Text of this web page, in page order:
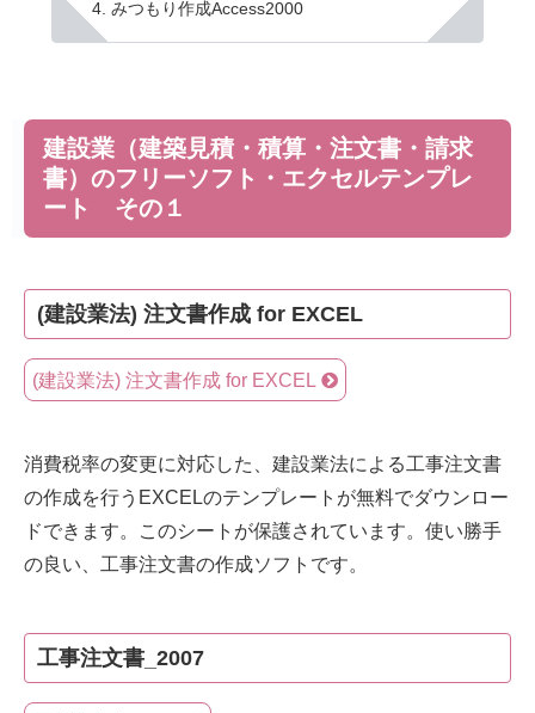
みつもり作成Access2000
建設業（建築見積・積算・注文書・請求
書）のフリーソフト・エクセルテンプレ
ート その１
(建設業法) 注文書作成 for EXCEL
(建設業法) 注文書作成 for EXCEL
消費税率の変更に対応した、建設業法による工事注文書
の作成を行うEXCELのテンプレートが無料でダウンロー
ドできます。このシートが保護されています。使い勝手
の良い、工事注文書の作成ソフトです。
工事注文書_2007